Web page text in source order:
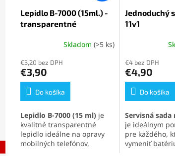
Lepidlo B-7000 (15ml.) -
transparentné
produktu
je
5,0
5
hviezdičiek.
Skladom (>5 ks)
€3,20 bez DPH
€3,90
Do košíka
Lepidlo B-7000 (15 ml) je
kvalitné transparentné
lepidlo ideálne na opravy
mobilných telefónov,
Jednoduchý
11v1
produktu
je
5,0
5
hviezdičiek.
€4 bez DPH
€4,90
Do košíka
Servisná sada
je ideálnym
pre každého,
vymeniť